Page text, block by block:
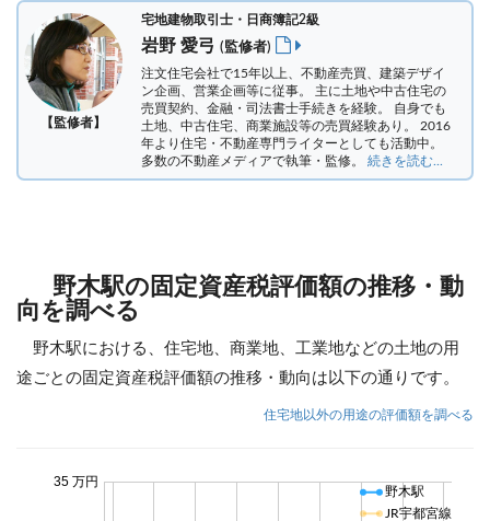
【監修者】
宅地建物取引士・日商簿記2級
岩野 愛弓 (監修者)
注文住宅会社で15年以上、不動産売買、建築デザイ
ン企画、営業企画等に従事。 主に土地や中古住宅の
売買契約、金融・司法書士手続きを経験。 自身でも
土地、中古住宅、商業施設等の売買経験あり。 2016
年より住宅・不動産専門ライターとしても活動中。
多数の不動産メディアで執筆・監修。 続きを読む...
野木駅の固定資産税評価額の推移・動
向を調べる
野木駅における、住宅地、商業地、工業地などの土地の用
途ごとの固定資産税評価額の推移・動向は以下の通りです。
住宅地以外の用途の評価額を調べる
35 万円
野木駅
JR宇都宮線